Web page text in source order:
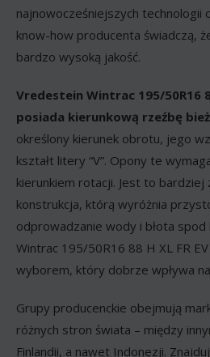
najnowocześniejszych technologii
know-how producenta świadczą,
bardzo wysoką jakość.
Vredestein Wintrac 195/50R16
posiada kierunkową rzeźbę
określony kierunek obrotu, jego
kształt litery “V”. Opony te
kierunkiem rotacji. Jest to bardziej
konstrukcja, którą wyróżnia
odprowadzanie wody i błota spod
Wintrac 195/50R16 88 H XL FR
wyborem, który dobrze wpływa
Grupy producenckie obejmują
różnych stron świata – między
Finlandii, a nawet Indonezji.